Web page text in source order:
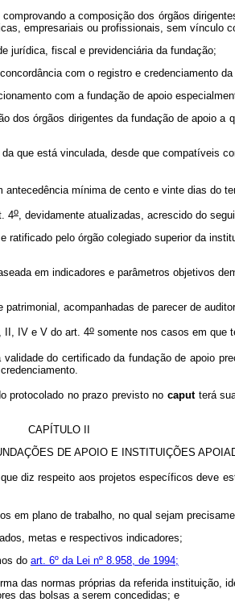
a composição dos órgãos
empresariais ou profissionais, sem vínculo
jurídica, fiscal e previdenciária da fundação;
com o registro e credenciamento
com a fundação de apoio
órgãos dirigentes da fundação de apoio a
que está vinculada, desde que compatíveis
mínima de cento e vinte dias do
4o, devidamente atualizadas, acrescido do
ratificado pelo órgão colegiado superior da
em indicadores e parâmetros objetivos
acompanhadas de parecer de
II, IV e V do art. 4osomente nos casos em que
do certificado da fundação de apoio
protocolado no prazo previsto no caputterá
CAPÍTULO II
DE APOIO E INSTITUIÇÕES
diz respeito aos projetos específicos deve
em plano de trabalho, no qual sejam
metas e respectivos indicadores;
do art. 6º da Lei nº 8.958, de 1994;
das normas próprias da referida instituição,
das bolsas a serem concedidas; e